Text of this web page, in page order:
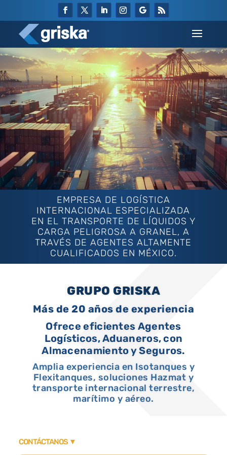
EMPRESA DE LOGÍSTICA
INTERNACIONAL ESPECIALIZADA
EN EL TRANSPORTE DE LÍQUIDOS Y
CARGA PELIGROSA A GRANEL, A
TRAVÉS DE AGENTES ALTAMENTE
CUALIFICADOS EN MÉXICO.
GRUPO GRISKA
Más de 20 años de experiencia
Ofrece eficientes Agentes
Logísticos, Aduaneros, con
Almacenamiento y Seguros.
Amplia experiencia en Isotanques y
Flexitanques, soluciones Hazmat y
transporte internacional terrestre,
marítimo y aéreo.
CONTÁCTANOS ▼